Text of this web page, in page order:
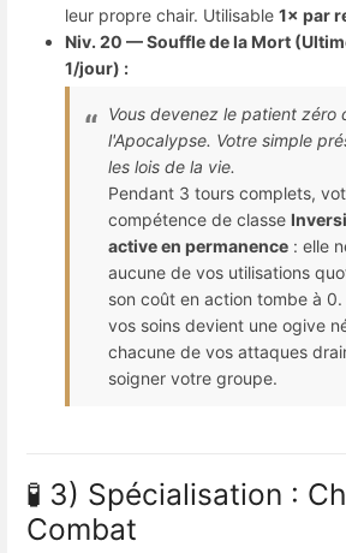
leur propre chair. Utilisable 1× par
Niv. 20 — Souffle de la Mort
1/jour) :
Vous devenez le patient zéro
l'Apocalypse. Votre simple
les lois de la vie.
Pendant 3 tours complets,
compétence de classe
active en permanence : elle
aucune de vos utilisations
son coût en action tombe à
vos soins devient une ogive
chacune de vos attaques
soigner votre groupe.
🧪 3) Spécialisation :
Combat